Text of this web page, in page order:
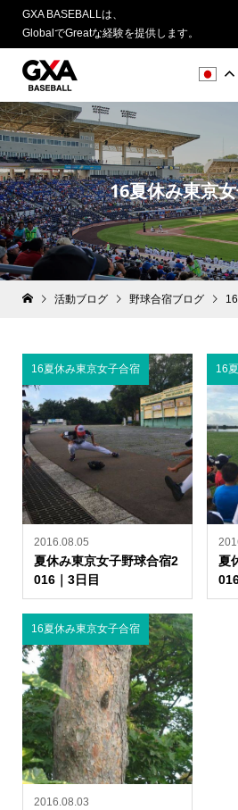
GXA BASEBALLは、
GlobalでGreatな経験を提供します。
16夏休み東京
活動ブログ 野球合宿ブログ
2016.08.05
夏休み東京女子野球合宿2
016｜3日目
16夏休み東京女子合宿
夏
16
2016.08.03
16夏休み東京女子合宿